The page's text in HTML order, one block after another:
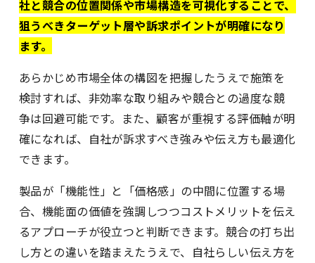
社と競合の位置関係や市場構造を可視化することで、
狙うべきターゲット層や訴求ポイントが明確になり
ます。
あらかじめ市場全体の構図を把握したうえで施策を
検討すれば、非効率な取り組みや競合との過度な競
争は回避可能です。また、顧客が重視する評価軸が明
確になれば、自社が訴求すべき強みや伝え方も最適化
できます。
製品が「機能性」と「価格感」の中間に位置する場
合、機能面の価値を強調しつつコストメリットを伝え
るアプローチが役立つと判断できます。競合の打ち出
し方との違いを踏まえたうえで、自社らしい伝え方を